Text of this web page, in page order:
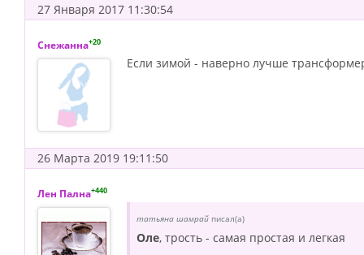
27 Января 2017 11:30:54
Снежанна+20
Если зимой - наверно лучше
26 Марта 2019 19:11:50
Лен Пална+440
татьяна шамрай писал(а)
Оле, трость - самая простая и легкая